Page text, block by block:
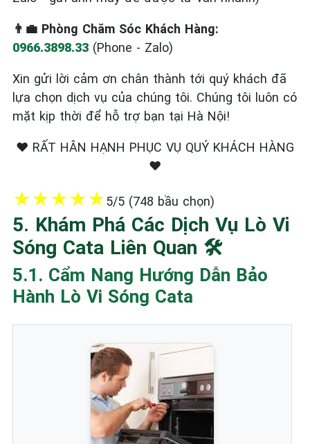
👨‍💼 Phòng Chăm Sóc Khách Hàng:
0966.3898.33 (Phone - Zalo)
Xin gửi lời cảm ơn chân thành tới quý khách đã
lựa chọn dịch vụ của chúng tôi. Chúng tôi luôn có
mặt kịp thời để hỗ trợ bạn tại Hà Nội!
❤️ RẤT HÂN HẠNH PHỤC VỤ QUÝ KHÁCH HÀNG
❤️
★★★★★5/5 (748 bầu chọn)
5. Khám Phá Các Dịch Vụ Lò Vi
Sóng Cata Liên Quan 🛠️
5.1. Cẩm Nang Hướng Dẫn Bảo
Hành Lò Vi Sóng Cata